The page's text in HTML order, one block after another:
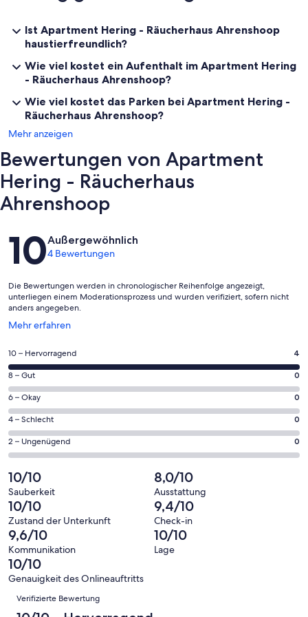
beigefügten Informationen.
Wir freuen uns darauf, Sie bald bei uns begrüßen zu dürfen!
Ihr Räucherhaus - Team
Die Anreise ist von 15:00 bis 20:00 und die Abreise von 07:00 bis
Ist Apartment Hering - Räucherhaus Ahrenshoop
haustierfreundlich?
Wie viel kostet ein Aufenthalt im Apartment Hering
- Räucherhaus Ahrenshoop?
Wie viel kostet das Parken bei Apartment Hering -
Räucherhaus Ahrenshoop?
Mehr anzeigen
Bewertungen von Apartment
Hering - Räucherhaus
Ahrenshoop
Bewertungen
10Außergewöhnlich
4 Bewertungen
Die Bewertungen werden in chronologischer Reihenfolge angezeigt,
unterliegen einem Moderationsprozess und wurden verifiziert, sofern nicht
anders angegeben.
Mehr erfahren
Wird
einem
neuen
Fenster
geöffnet
4
von
insgesamt
4
Gästebewertungen
haben
eine
Bewertung
von
10
-
Hervorragend
10 – Hervorragend 4
0
von
insgesamt
4
Gästebewertungen
haben
Bewertung
von
8
-
Gut
8 – Gut 0
0
von
insgesamt
4
Gästebewertungen
haben
eine
Bewertung
von
6
-
Okay
6 – Okay 0
0
von
insgesamt
Gästebewertungen
haben
eine
Bewertung
von
4
-
Schlecht
4 – Schlecht 0
0
von
insgesamt
4
Gästebewertungen
haben
eine
Bewertung
von
2
Ungenügend
2 – Ungenügend 0
10/10
Sauberkeit
8,0/10
Ausstattung
10/10
Zustand der Unterkunft
9,4/10
Check-in
9,6/10
Kommunikation
10/10
Lage
10/10
Genauigkeit des Onlineauftritts
Bewertungen
Verifizierte Bewertung